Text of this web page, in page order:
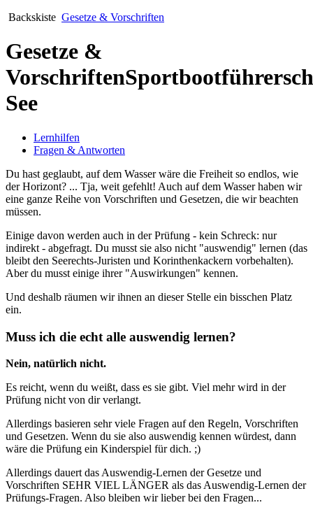
Backskiste Gesetze & Vorschriften
Gesetze &
Vorschriften
See
Lernhilfen
Fragen & Antworten
Du hast geglaubt, auf dem Wasser wäre die Freiheit so endlos, wie
der Horizont? ... Tja, weit gefehlt! Auch auf dem Wasser haben wir
eine ganze Reihe von Vorschriften und Gesetzen, die wir beachten
müssen.
Einige davon werden auch in der Prüfung - kein Schreck: nur
indirekt - abgefragt. Du musst sie also nicht "auswendig" lernen (das
bleibt den Seerechts-Juristen und Korinthenkackern vorbehalten).
Aber du musst einige ihrer "Auswirkungen" kennen.
Und deshalb räumen wir ihnen an dieser Stelle ein bisschen Platz
ein.
Muss ich die echt alle auswendig lernen?
Nein, natürlich nicht.
Es reicht, wenn du weißt, dass es sie gibt. Viel mehr wird in der
Prüfung nicht von dir verlangt.
Allerdings basieren sehr viele Fragen auf den Regeln, Vorschriften
und Gesetzen. Wenn du sie also auswendig kennen würdest, dann
wäre die Prüfung ein Kinderspiel für dich. ;)
Allerdings dauert das Auswendig-Lernen der Gesetze und
Vorschriften SEHR VIEL LÄNGER als das Auswendig-Lernen der
Prüfungs-Fragen. Also bleiben wir lieber bei den Fragen...